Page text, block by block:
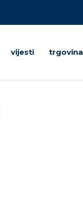
vijesti trgovina